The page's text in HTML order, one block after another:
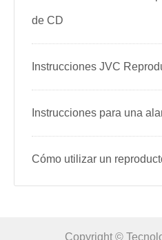
de CD
Instrucciones JVC
Instrucciones para una
Cómo utilizar un
Copyright ©